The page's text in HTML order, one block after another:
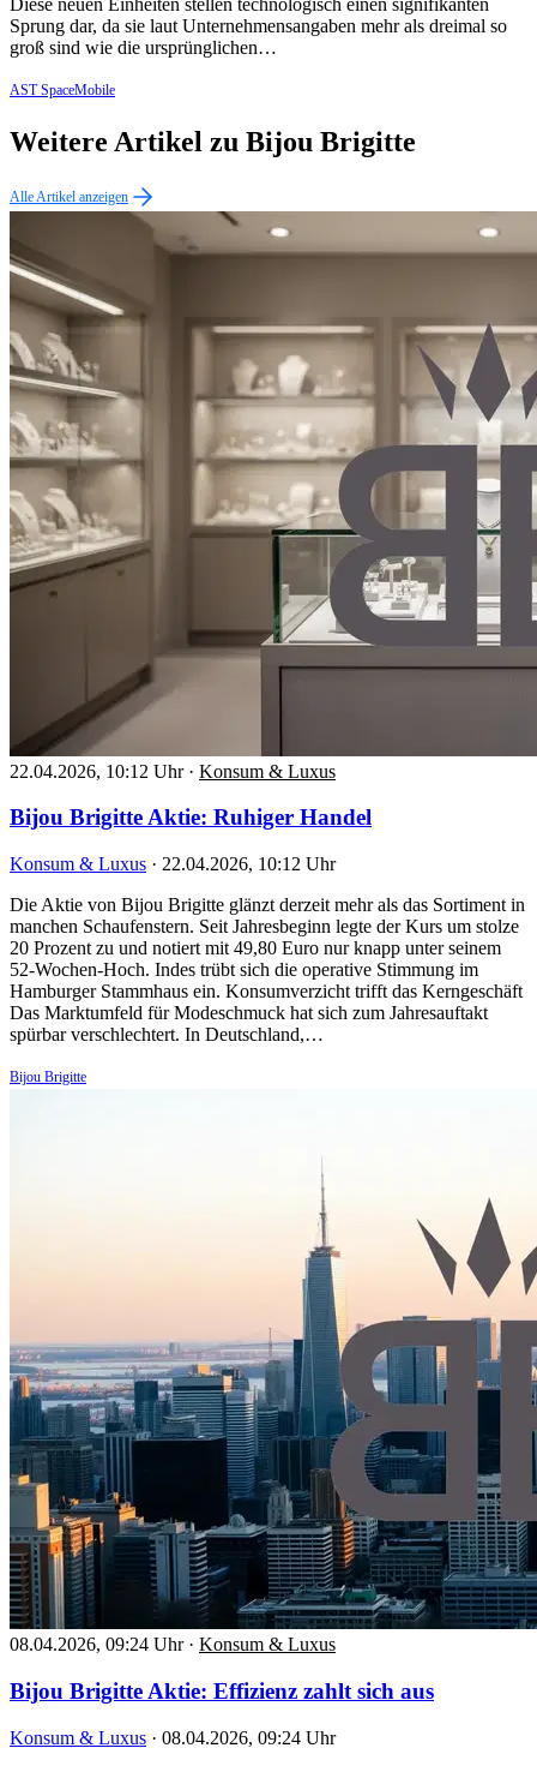
Sprung dar, da sie laut Unternehmensangaben mehr als dreimal so
groß sind wie die ursprünglichen…
AST SpaceMobile
Weitere Artikel zu Bijou Brigitte
Alle Artikel anzeigen
22.04.2026, 10:12 Uhr · Konsum & Luxus
Bijou Brigitte Aktie: Ruhiger Handel
Konsum & Luxus · 22.04.2026, 10:12 Uhr
Die Aktie von Bijou Brigitte glänzt derzeit mehr als das Sortiment in
manchen Schaufenstern. Seit Jahresbeginn legte der Kurs um stolze
20 Prozent zu und notiert mit 49,80 Euro nur knapp unter seinem
52-Wochen-Hoch. Indes trübt sich die operative Stimmung im
Hamburger Stammhaus ein. Konsumverzicht trifft das Kerngeschäft
Das Marktumfeld für Modeschmuck hat sich zum Jahresauftakt
spürbar verschlechtert. In Deutschland,…
Bijou Brigitte
08.04.2026, 09:24 Uhr · Konsum & Luxus
Bijou Brigitte Aktie: Effizienz zahlt sich aus
Konsum & Luxus · 08.04.2026, 09:24 Uhr